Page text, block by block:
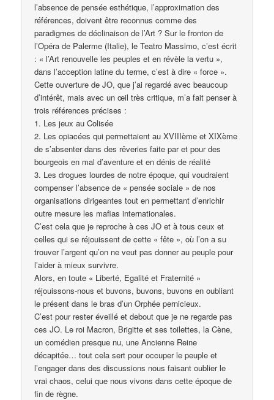
l’absence de pensée esthétique, l’approximation des
références, doivent être reconnus comme des
paradigmes de déclinaison de l’Art ? Sur le fronton de
l’Opéra de Palerme (Italie), le Teatro Massimo, c’est écrit
: « l’Art renouvelle les peuples et en révèle la vertu »,
dans l’acception latine du terme, c’est à dire « force ».
Cette ouverture de JO, que j’ai regardé avec beaucoup
d’intérêt, mais avec un œil très critique, m’a fait penser à
trois références précises :
1. Les jeux au Colisée
2. Les opiacées qui permettaient au XVIIIème et XIXème
de s’absenter dans des rêveries faite par et pour des
bourgeois en mal d’aventure et en dénis de réalité
3. Les drogues lourdes de notre époque, qui voudraient
compenser l’absence de « pensée sociale » de nos
organisations dirigeantes tout en permettant d’enrichir
outre mesure les mafias internationales.
C’est cela que je reproche à ces JO et à tous ceux et
celles qui se réjouissent de cette « fête », où l’on a su
trouver l’argent qu’on ne veut pas donner au peuple pour
l’aider à mieux survivre.
Alors, en toute « Liberté, Egalité et Fraternité »
réjouissons-nous et buvons, buvons, buvons en oubliant
le présent dans le bras d’un Orphée pernicieux.
C’est pour rester éveillé et debout que je ne regarde pas
ces JO. Le roi Macron, Brigitte et ses toilettes, la Cène,
un comédien presque nu, une Ancienne Reine
décapitée… tout cela sert pour occuper le peuple et
l’engager dans des discussions nous faisant oublier le
vrai chaos, celui que nous vivons dans cette époque de
fin de règne.